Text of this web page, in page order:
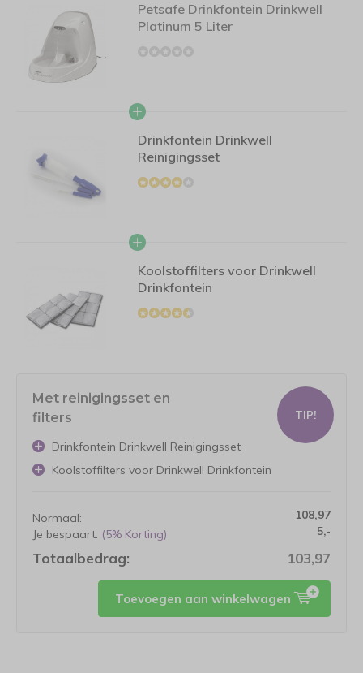
Petsafe Drinkfontein Drinkwell
Platinum 5 Liter
Drinkfontein Drinkwell
Reinigingsset
Koolstoffilters voor Drinkwell
Drinkfontein
Met reinigingsset en
filters
Drinkfontein Drinkwell Reinigingsset
Koolstoffilters voor Drinkwell Drinkfontein
Normaal:
108,97
Je bespaart: (5% Korting) 5,-
Totaalbedrag: 103,97
TIP!
Toevoegen aan winkelwagen